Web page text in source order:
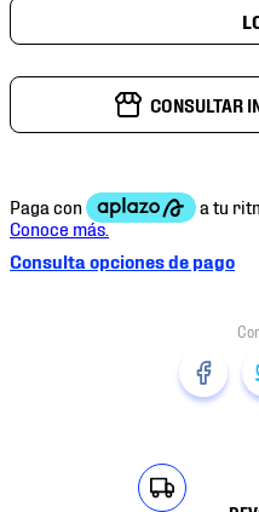
CONSULTAR
Consulta opciones de pago